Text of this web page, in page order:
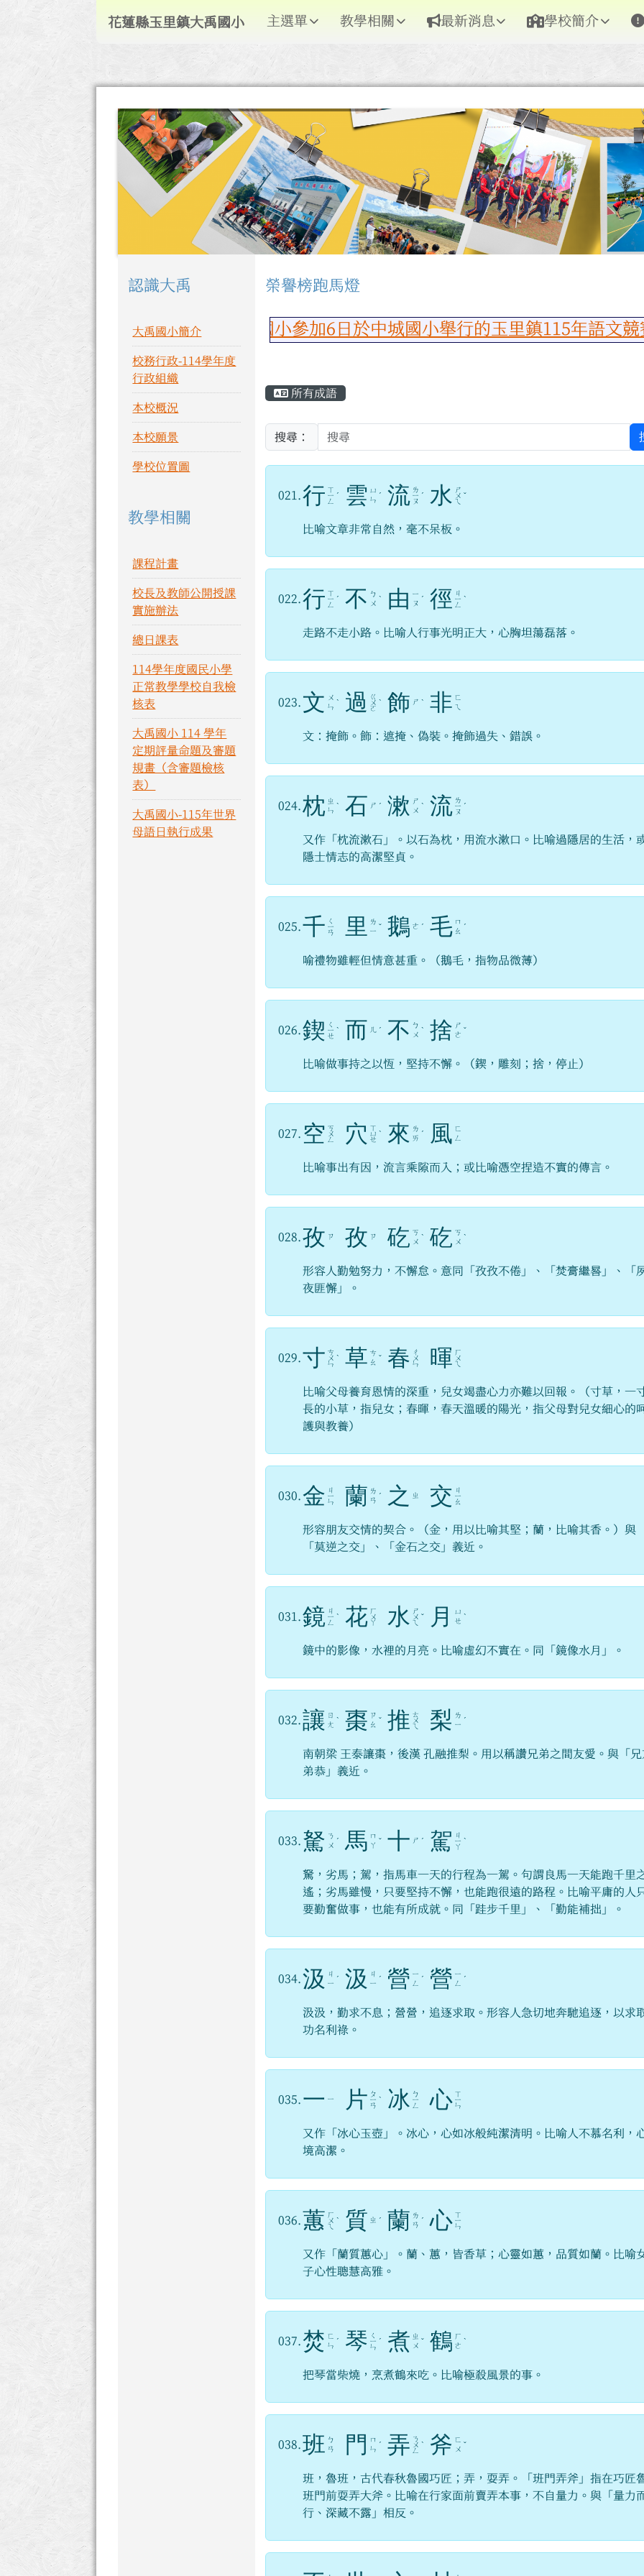
跳至主內容區
花蓮縣玉里鎮大禹國小
導覽列 花蓮縣玉里鎮大禹國小 主選單 教學相關 最新消息 學校簡介
左邊區域內容
認識大禹
大禹國小簡介
校務行政-114學年度
行政組織
本校概況
本校願景
學校位置圖
教學相關
課程計畫
校長及教師公開授課
實施辦法
總日課表
114學年度國民小學
正常教學學校自我檢
核表
大禹國小 114 學年
定期評量命題及審題
規畫（含審題檢核
表）
大禹國小-115年世界
母語日執行成果
上中區域內容
榮譽榜跑馬燈
恭喜大禹國小參加6日於中城國小舉行的玉里鎮115年語文競賽榮獲
主內容區域
所有成語
搜尋：
021. 行 ㄒ
ㄧ
ㄥ
ˊ 雲 ㄩ
ㄣ ˊ 流 ㄌ
ㄧ
ㄡ
ˊ 水 ㄕ
ㄨ
ㄟ
ˇ
比喻文章非常自然，毫不呆板。
022. 行 ㄒ
ㄧ
ㄥ
ˊ 不 ㄅ
ㄨ ˋ 由 ㄧ
ㄡ ˊ 徑 ㄐ
ㄧ
ㄥ
ˋ
走路不走小路。比喻人行事光明正大，心胸坦蕩磊落。
023. 文 ㄨ
ㄣ ˋ 過 ㄍ
ㄨ
ㄛ
ˋ 飾 ㄕ ˋ 非 ㄈ
ㄟ
文：掩飾。飾：遮掩、偽裝。掩飾過失、錯誤。
024. 枕 ㄓ
ㄣ ˋ 石 ㄕ ˊ 漱 ㄕ
ㄨ ˋ 流 ㄌ
ㄧ
ㄡ
ˊ
又作「枕流漱石」。以石為枕，用流水漱口。比喻過隱居的生活，
隱士情志的高潔堅貞。
025. 千 ㄑ
ㄧ
ㄢ 里
ㄌ
ㄧ ˇ 鵝 ㄜ ˊ 毛 ㄇ
ㄠ ˊ
喻禮物雖輕但情意甚重。（鵝毛，指物品微薄）
026. 鍥 ㄑ
ㄧ
ㄝ
ˋ 而 ㄦ ˊ 不 ㄅ
ㄨ ˋ 捨 ㄕ
ㄜ ˇ
比喻做事持之以恆，堅持不懈。（鍥，雕刻；捨，停止）
027. 空 ㄎ
ㄨ
ㄥ 穴 ㄒ
ㄩ
ㄝ
ˋ 來 ㄌ
ㄞ ˊ 風 ㄈ
ㄥ
比喻事出有因，流言乘隙而入；或比喻憑空捏造不實的傳言。
028. 孜 ㄗ 孜 ㄗ 矻 ㄎ
ㄨ ˋ 矻 ㄎ
ㄨ ˋ
形容人勤勉努力，不懈怠。意同「孜孜不倦」、「焚膏繼晷」、「
夜匪懈」。
029. 寸 ㄘ
ㄨ
ㄣ
ˋ 草 ㄘ
ㄠ ˇ 春 ㄔ
ㄨ
ㄣ 暉 ㄏ
ㄨ
ㄟ
比喻父母養育恩情的深重，兒女竭盡心力亦難以回報。（寸草，一
長的小草，指兒女；春暉，春天溫暖的陽光，指父母對兒女細心的
護與教養）
030. 金 ㄐ
ㄧ
ㄣ 蘭 ㄌ
ㄢ ˊ 之 ㄓ 交 ㄐ
ㄧ
ㄠ
形容朋友交情的契合。（金，用以比喻其堅；蘭，比喻其香。）與
「莫逆之交」、「金石之交」義近。
031. 鏡 ㄐ
ㄧ
ㄥ
ˋ 花 ㄏ
ㄨ
ㄚ 水 ㄕ
ㄨ
ㄟ
ˇ 月
ㄩ
ㄝ ˋ
鏡中的影像，水裡的月亮。比喻虛幻不實在。同「鏡像水月」。
032. 讓 ㄖ
ㄤ ˋ 棗 ㄗ
ㄠ ˇ 推 ㄊ
ㄨ
ㄟ 梨 ㄌ
ㄧ ˊ
南朝梁 王泰讓棗，後漢 孔融推梨。用以稱讚兄弟之間友愛。與「
弟恭」義近。
033. 駑 ㄋ
ㄨ ˊ 馬 ㄇ
ㄚ ˇ 十 ㄕ ˊ 駕 ㄐ
ㄧ
ㄚ
ˋ
駑，劣馬；駕，指馬車一天的行程為一駕。句謂良馬一天能跑千里
遙；劣馬雖慢，只要堅持不懈，也能跑很遠的路程。比喻平庸的人
要勤奮做事，也能有所成就。同「跬步千里」、「勤能補拙」。
034. 汲
ㄐ
ㄧ ˊ 汲
ㄐ
ㄧ ˊ 營 ㄧ
ㄥ
ˊ 營 ㄧ
ㄥ
ˊ
汲汲，勤求不息；營營，追逐求取。形容人急切地奔馳追逐，以求
功名利祿。
035. 一 ㄧ 片 ㄆ
ㄧ
ㄢ
ˋ 冰 ㄅ
ㄧ
ㄥ 心 ㄒ
ㄧ
ㄣ
又作「冰心玉壺」。冰心，心如冰般純潔清明。比喻人不慕名利，
境高潔。
036. 蕙 ㄏ
ㄨ
ㄟ
ˋ 質 ㄓ ˊ 蘭 ㄌ
ㄢ ˊ 心 ㄒ
ㄧ
ㄣ
又作「蘭質蕙心」。蘭、蕙，皆香草；心靈如蕙，品質如蘭。比喻
子心性聰慧高雅。
037. 焚 ㄈ
ㄣ ˊ 琴 ㄑ
ㄧ
ㄣ
ˊ 煮 ㄓ
ㄨ ˇ 鶴 ㄏ
ㄜ ˋ
把琴當柴燒，烹煮鶴來吃。比喻極殺風景的事。
038. 班 ㄅ
ㄢ
門
ㄇ
ㄣ ˊ 弄 ㄋ
ㄨ
ㄥ
ˋ 斧 ㄈ
ㄨ ˇ
班，魯班，古代春秋魯國巧匠；弄，耍弄。「班門弄斧」指在巧匠
班門前耍弄大斧。比喻在行家面前賣弄本事，不自量力。與「量力
行、深藏不露」相反。